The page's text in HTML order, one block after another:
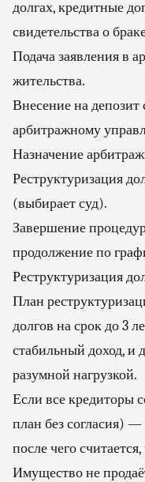
долгах, кредитные
свидетельства о
Подача заявления в
жительства.
Внесение на депозит
арбитражному
Назначение
Реструктуризация
(выбирает суд).
Завершение
продолжение по
Реструктуризация
План
долгов на срок до 3
стабильный доход, и
разумной нагрузкой.
Если все кредиторы
план без согласия)
после чего
Имущество не